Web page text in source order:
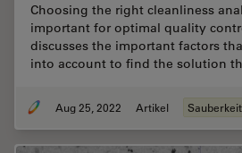
Choosing the right cleanliness
important for optimal quality
discusses the important factors
into account to find the solution
Aug 25, 2022 Artikel